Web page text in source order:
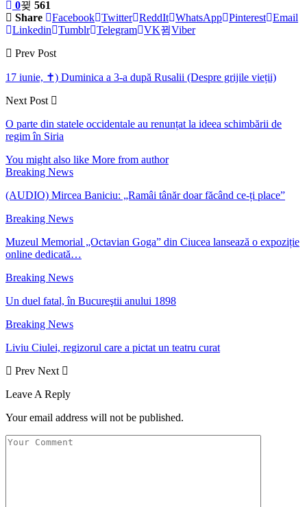
0
561
Share
Facebook Twitter ReddIt WhatsApp Pinterest Email
Linkedin
Tumblr Telegram VK
Viber
Prev Post
17 iunie, ✝) Duminica a 3-a după Rusalii (Despre grijile vieții)
Next Post
O parte din statele occidentale au renunțat la ideea schimbării de
regim în Siria
You might also like More from author
Breaking News
(AUDIO) Mircea Baniciu: „Ramâi tânăr doar făcând ce-ți place”
Breaking News
Muzeul Memorial „Octavian Goga” din Ciucea lansează o expoziție
online dedicată…
Breaking News
Un duel fatal, în Bucureştii anului 1898
Breaking News
Liviu Ciulei, regizorul care a pictat un teatru curat
Prev Next
Leave A Reply
Your email address will not be published.